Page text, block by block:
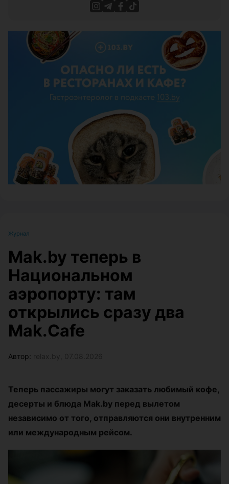
Журнал
Mak.by теперь в
Национальном
аэропорту: там
открылись сразу два
Mak.Cafe
Автор:
Теперь пассажиры могут заказать любимый кофе,
десерты и блюда Mak.by перед вылетом
независимо от того, отправляются они внутренним
или международным рейсом.